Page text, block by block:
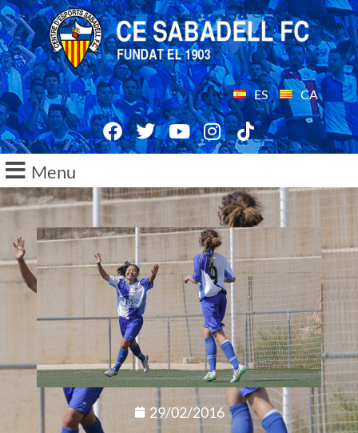
ES CA
Menu
29/02/2016